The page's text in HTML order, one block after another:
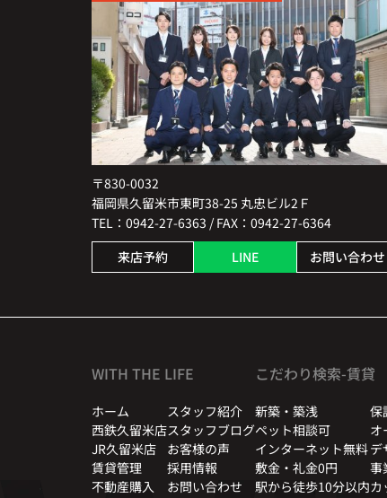
〒830-0032
福岡県久留米市東町38-25 丸忠ビル2Ｆ
TEL：0942-27-6363 / FAX：0942-27-6364
来店予約
LINE お問い合わせ
WITH THE LIFE
ホーム
西鉄久留米店
JR久留米店
賃貸管理
不動産購入
スタッフ紹介
スタッフブログ
お客様の声
採用情報
お問い合わせ
こだわり検索-賃貸
新築・築浅
ペット相談可
インターネット無料
敷金・礼金0円
駅から徒歩10分以内
保
オ
デ
事
カ